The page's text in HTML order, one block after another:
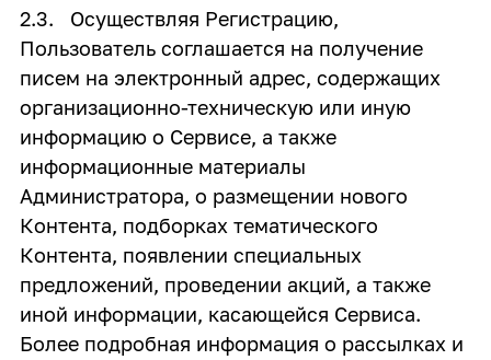
2.3. Осуществляя Регистрацию,
Пользователь соглашается на получение
писем на электронный адрес, содержащих
организационно-техническую или иную
информацию о Сервисе, а также
информационные материалы
Администратора, о размещении нового
Контента, подборках тематического
Контента, появлении специальных
предложений, проведении акций, а также
иной информации, касающейся Сервиса.
Более подробная информация о рассылках и